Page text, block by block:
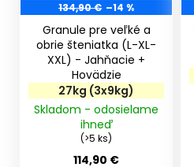
134,90 € –14 %
Granule pre veľké a
obrie šteniatka (L-XL-
XXL) - Jahňacie +
27kg (3x9kg)
Skladom - odosielame
ihneď
(>5 ks)
114,90 €